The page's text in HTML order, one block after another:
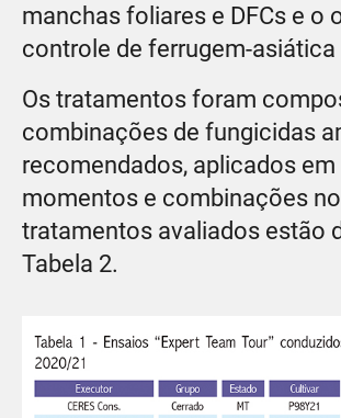
manchas foliares e DFCs e o
controle de ferrugem-asiática
Os tratamentos foram
combinações de fungicidas
recomendados, aplicados
momentos e combinações
tratamentos avaliados estão
Tabela 2.